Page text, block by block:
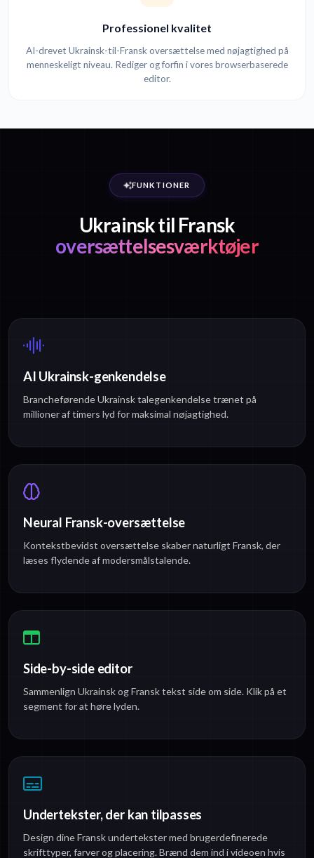
Professionel kvalitet
AI-drevet Ukrainsk-til-Fransk oversættelse med nøjagtighed på
menneskeligt niveau. Rediger og forfin i vores browserbaserede
editor.
FUNKTIONER
Ukrainsk til Fransk
oversættelsesværktøjer
AI Ukrainsk-genkendelse
Brancheførende Ukrainsk talegenkendelse trænet på
millioner af timers lyd for maksimal nøjagtighed.
Neural Fransk-oversættelse
Kontekstbevidst oversættelse skaber naturligt Fransk, der
læses flydende af modersmålstalende.
Side-by-side editor
Sammenlign Ukrainsk og Fransk tekst side om side. Klik på et
segment for at høre lyden.
Undertekster, der kan tilpasses
Design dine Fransk undertekster med brugerdefinerede
skrifttyper, farver og placering. Brænd dem ind i videoen hvis